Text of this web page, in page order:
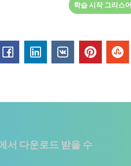
학습 시작 그리스어
서 다운로드 받을 수